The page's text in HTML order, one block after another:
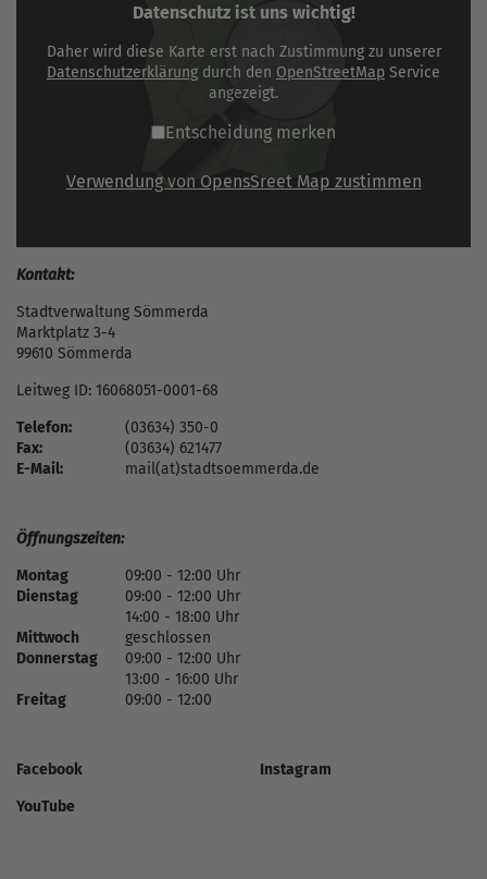
Datenschutz ist uns wichtig!
Daher wird diese Karte erst nach Zustimmung zu unserer
Datenschutzerklärung durch den OpenStreetMap Service
angezeigt.
Entscheidung merken
Verwendung von OpensSreet Map zustimmen
Kontakt:
Stadtverwaltung Sömmerda
Marktplatz 3-4
99610 Sömmerda
Leitweg ID: 16068051-0001-68
Telefon:
(03634) 350-0
Fax:
(03634) 621477
E-Mail:
mail(at)stadtsoemmerda.de
Öffnungszeiten:
Montag
09:00 - 12:00 Uhr
Dienstag
09:00 - 12:00 Uhr
14:00 - 18:00 Uhr
Mittwoch
geschlossen
Donnerstag
09:00 - 12:00 Uhr
13:00 - 16:00 Uhr
Freitag
09:00 - 12:00
Facebook
Instagram
YouTube